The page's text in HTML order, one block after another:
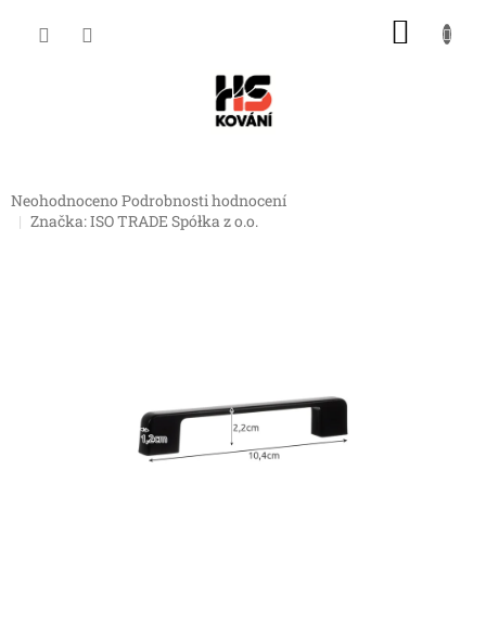
Průměrné
hodnocení
Neohodnoceno Podrobnosti hodnocení
Značka:ISO TRADE Spółka z o.o.